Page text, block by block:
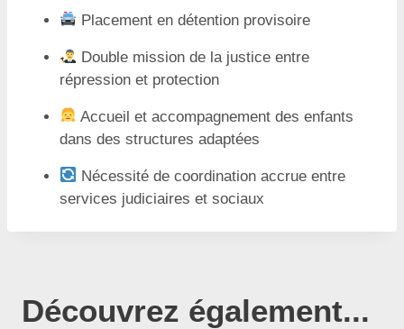
Placement en détention provisoire
Double mission de la justice entre
répression et protection
Accueil et accompagnement des enfants
dans des structures adaptées
Nécessité de coordination accrue entre
services judiciaires et sociaux
Découvrez également...